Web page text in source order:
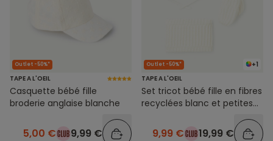
Outlet -50%*
TAPE A L'OEIL
Casquette bébé fille
broderie anglaise blanche
5,00 € 9,99 €
+1
Outlet -50%*
TAPE A L'OEIL
Set tricot bébé fille en fibres
recyclées blanc et petites
9,99 € 19,99 €